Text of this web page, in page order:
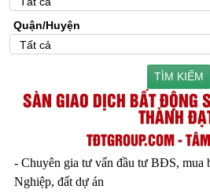
Quận/Huyện
TÌM KIẾM
SÀN GIAO DỊCH BẤT ĐỘNG
THÀNH
TĐTGROUP.COM -
- Chuyên gia tư vấn đầu tư BĐS, mua
Nghiệp, đất dự án